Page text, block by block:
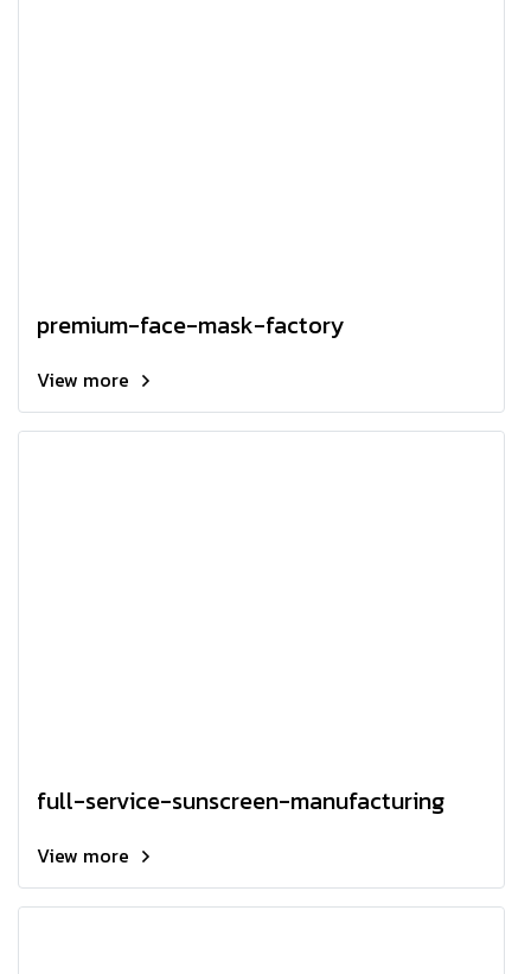
premium-face-mask-factory
View more
full-service-sunscreen-manufacturing
View more